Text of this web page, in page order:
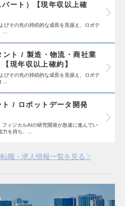
ート）【現年収以上確
びその先の持続的な成長を見据え、ロボテ
…
ト / 製造・物流・商社業
現年収以上確約】
びその先の持続的な成長を見据え、ロボテ
…
/ ロボットデータ開発
ィジカルAIの研究開発が急速に進んでい
力を持ち、…
職・求人情報一覧を見る